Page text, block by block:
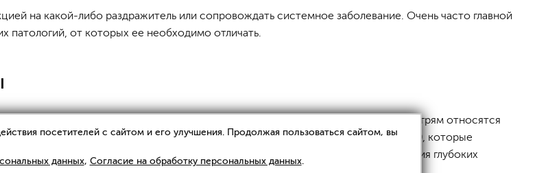
на какой-либо раздражитель или сопровождать системное заболевание. Очень часто главной
патологий, от которых ее необходимо отличать.
представлены несколькими видами элементов). К невоспалительным угрям относятся
процесса дает начало образованию папулезных угрей (прыщей
), которые
в диаметре. Они рассасываются самостоятельно, однако после исчезновения глубоких
посетителей с сайтом и его улучшения. Продолжая пользоваться сайтом, вы
данных, Согласие на обработку персональных данных.